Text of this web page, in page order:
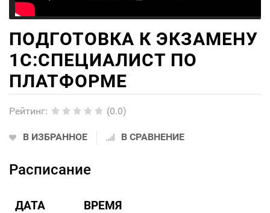
ПОДГОТОВКА К ЭКЗАМЕНУ
1С:СПЕЦИАЛИСТ ПО
ПЛАТФОРМЕ
Рейтинг: (0.0)
В ИЗБРАННОЕ В СРАВНЕНИЕ
Расписание
ДАТА ВРЕМЯ